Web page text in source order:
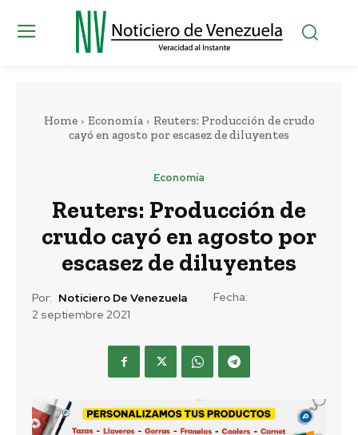
Home Economía
Reuters: Producción de crudo
cayó en agosto por escasez de diluyentes
Economía
Reuters: Producción de
crudo cayó en agosto por
escasez de diluyentes
Por: Noticiero De Venezuela
Fecha:
2 septiembre 2021